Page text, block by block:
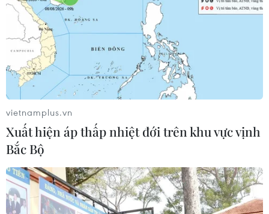
vietnamplus.vn
Xuất hiện áp thấp nhiệt đới trên khu vực vịnh
Bắc Bộ